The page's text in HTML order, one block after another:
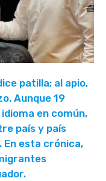
patilla; al apio,
Aunque 19
en común,
país y país
En esta crónica,